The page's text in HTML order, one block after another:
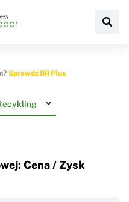
Sprawdź BR Plus
Cena / Zysk